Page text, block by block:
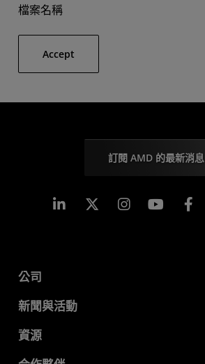
檔案名稱
Accept
訂閱 AMD 的最新消息
Linkedin Instagram
公司
關於 AMD
企業責任
招聘
新聞與活動
新聞室
資源